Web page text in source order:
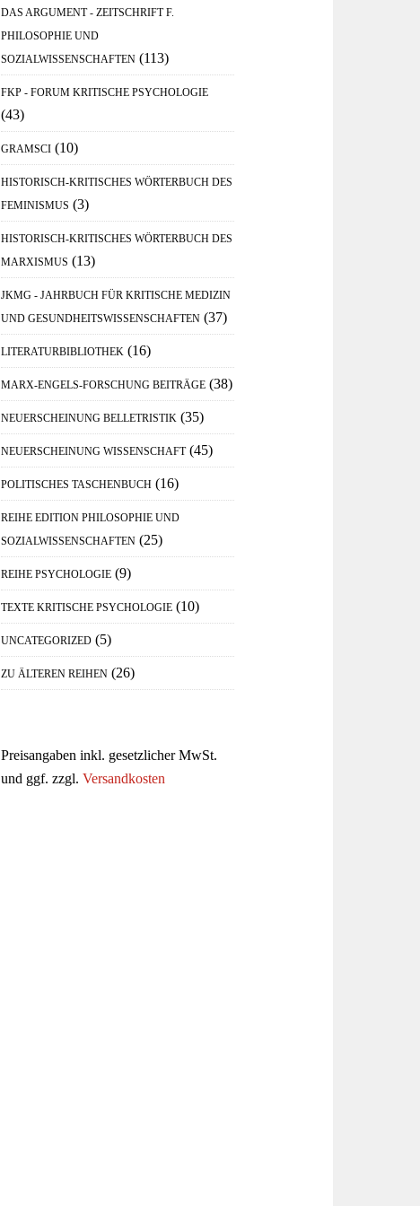
DAS ARGUMENT - ZEITSCHRIFT F.
PHILOSOPHIE UND
SOZIALWISSENSCHAFTEN (113)
FKP - FORUM KRITISCHE PSYCHOLOGIE
(43)
GRAMSCI (10)
HISTORISCH-KRITISCHES WÖRTERBUCH DES
FEMINISMUS (3)
HISTORISCH-KRITISCHES WÖRTERBUCH DES
MARXISMUS (13)
JKMG - JAHRBUCH FÜR KRITISCHE MEDIZIN
UND GESUNDHEITSWISSENSCHAFTEN (37)
LITERATURBIBLIOTHEK (16)
MARX-ENGELS-FORSCHUNG BEITRÄGE (38)
NEUERSCHEINUNG BELLETRISTIK (35)
NEUERSCHEINUNG WISSENSCHAFT (45)
POLITISCHES TASCHENBUCH (16)
REIHE EDITION PHILOSOPHIE UND
SOZIALWISSENSCHAFTEN (25)
REIHE PSYCHOLOGIE (9)
TEXTE KRITISCHE PSYCHOLOGIE (10)
UNCATEGORIZED (5)
ZU ÄLTEREN REIHEN (26)
Preisangaben inkl. gesetzlicher MwSt.
und ggf. zzgl. Versandkosten